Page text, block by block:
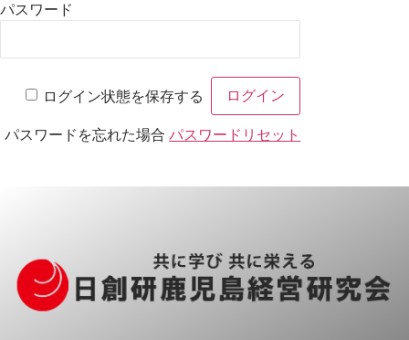
パスワード
ログイン状態を保存する
パスワードを忘れた場合パスワードリセット